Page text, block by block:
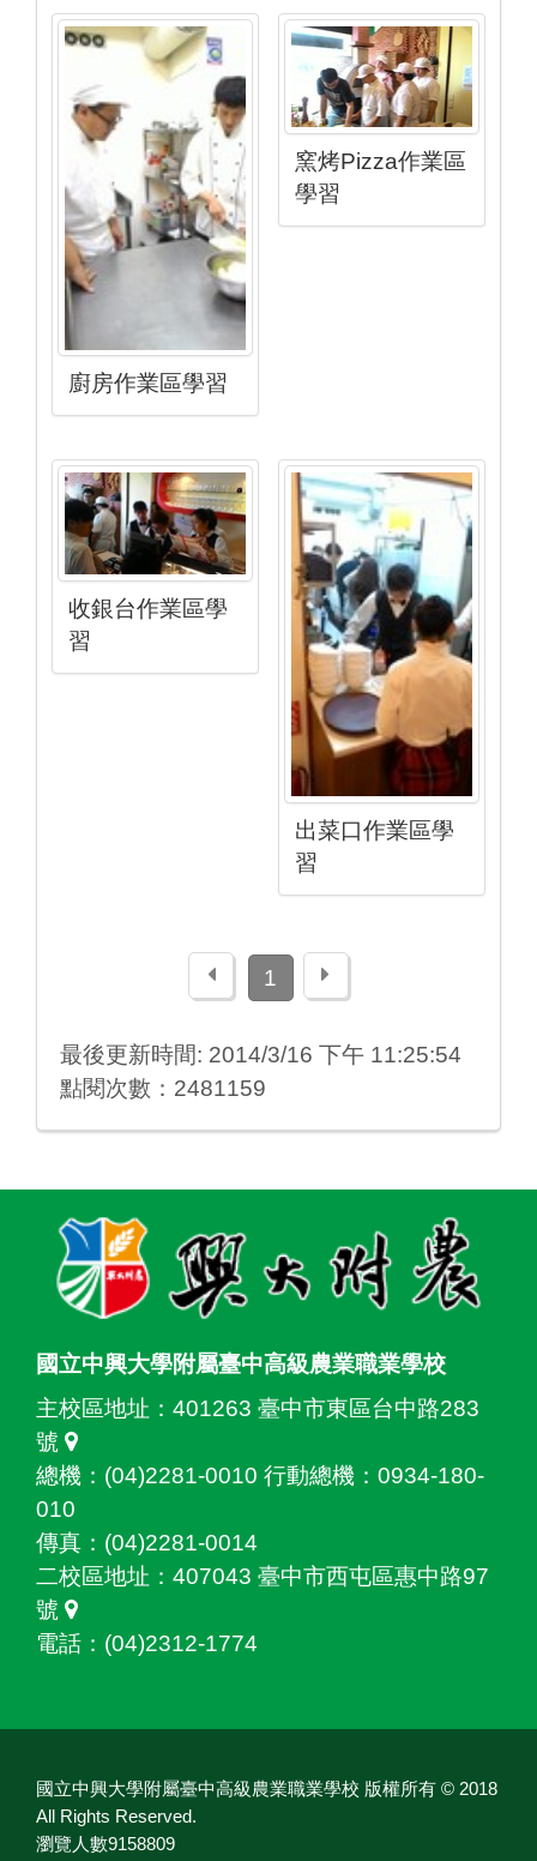
廚房作業區學習
窯烤Pizza作業區
學習
收銀台作業區學
習
出菜口作業區學
習
上一頁1 下一頁
最後更新時間: 2014/3/16 下午 11:25:54
點閱次數：2481159
國立中興大學附屬臺中高級農業職業學校
主校區地址： 401263 臺中市東區台中路283
號
總機：(04)2281-0010 行動總機：0934-180-
010
傳真：(04)2281-0014
二校區地址： 407043 臺中市西屯區惠中路97
號
電話：(04)2312-1774
國立中興大學附屬臺中高級農業職業學校 版權所有 © 2018
All Rights Reserved.
瀏覽人數9158809